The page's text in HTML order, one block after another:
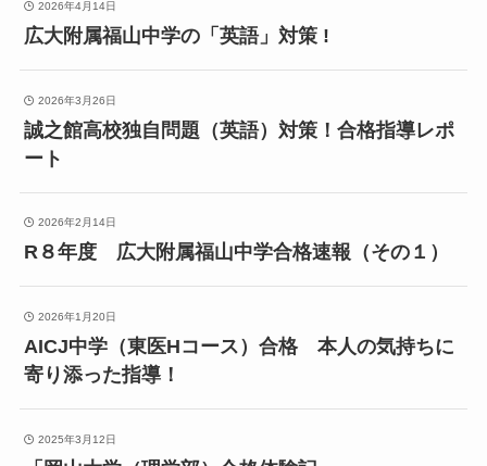
2026年4月14日
広大附属福山中学の「英語」対策 !
2026年3月26日
誠之館高校独自問題（英語）対策！合格指導レポ
ート
2026年2月14日
R８年度 広大附属福山中学合格速報（その１）
2026年1月20日
AICJ中学（東医Hコース）合格 本人の気持ちに
寄り添った指導！
2025年3月12日